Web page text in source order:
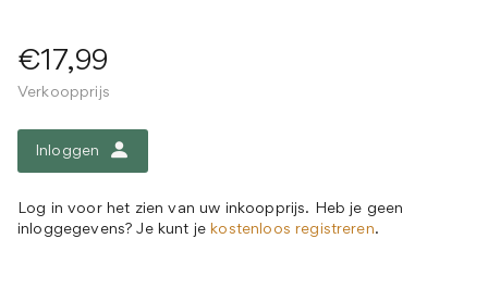
€17,99
Verkoopprijs
Inloggen
Log in voor het zien van uw inkoopprijs. Heb je geen
inloggegevens? Je kunt je kostenloos registreren.